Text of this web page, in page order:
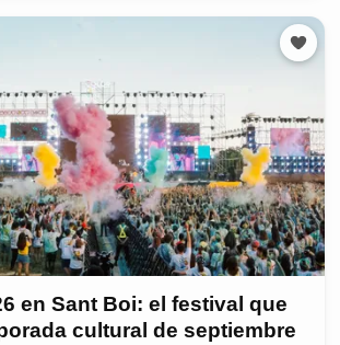
en Sant Boi: el festival que
cultural de septiembre